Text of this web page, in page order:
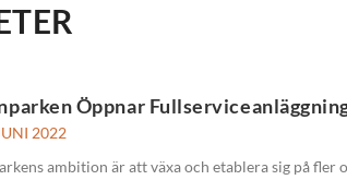
Öppnar
2022
ambition är att växa och etablera sig på